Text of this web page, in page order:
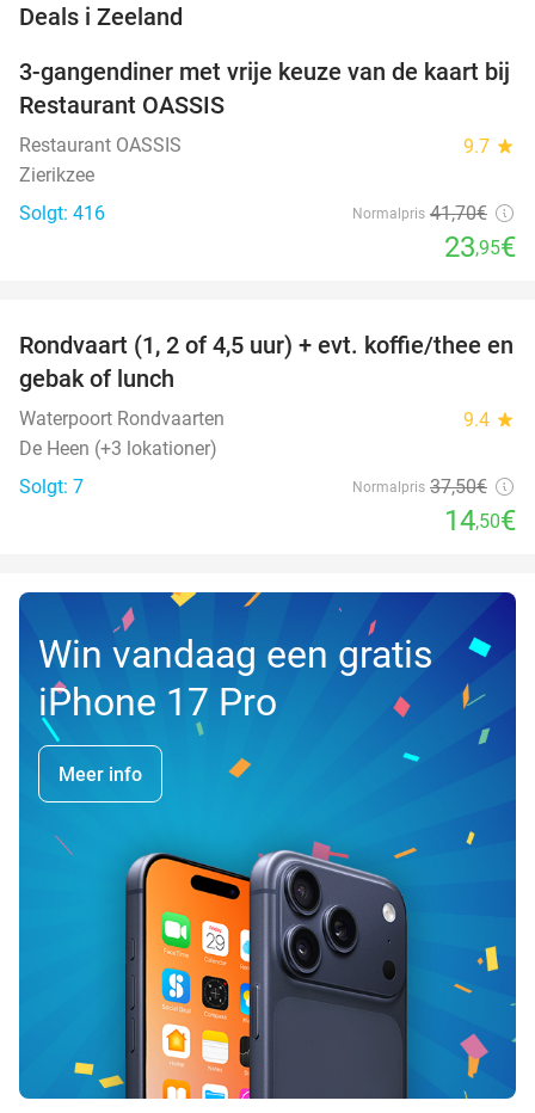
Deals i Zeeland
43%
3-gangendiner met vrije keuze van de kaart bij
Restaurant OASSIS
Restaurant OASSIS 9.7 star
Zierikzee
Solgt: 416
Normalpris 41,70€
23,95€
61%
DAG
Rondvaart (1, 2 of 4,5 uur) + evt. koffie/thee en
gebak of lunch
Waterpoort Rondvaarten 9.4 star
De Heen (+3 lokationer)
Solgt: 7
Normalpris 37,50€
14,50€
Win vandaag een gratis
iPhone 17 Pro
Meer info